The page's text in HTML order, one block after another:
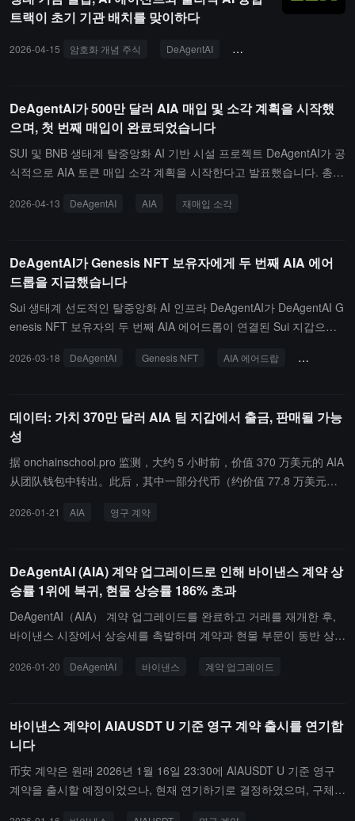
트랙이 초기 기관 배치를 맞이하다
2026-04-15 암호화 개념 주식 DeAgentAI AIA 생태 기금
DeAgentAI가 500만 달러 AIA 매입 및 소각 계획을 시작했
으며, 첫 번째 매입이 완료되었습니다
SUI 및 BNB 생태계 탈중앙화 AI 기반 시설 프로젝트 DeAgentAI가 공
식적으로 AIA 토큰 매입 소각 계획을 시작한다고 발표했습니다. 총
모델에서 발생한 거래 수익입니다.이번 매입은 90일 이내에 세 차례
않습니다. 현재 첫 번째 AIA 매입 소각이 완료되었습니다. TX 해시: H
BmTxfJymoymJTFSB5qtn4cV2pfd2SYS6PaGd5NPyFpf.DeAgentAI
는 매입 자금이 전적으로 프로젝트 자체 사업 수익에서 나오며, 외부
자금 조달이나 토큰 증발과는 무관하다고 밝혔습니다. 소각 기록은
2026-04-13 DeAgentAI AIA 재매입 소각
DeAgentAI가 Genesis NFT 보유자에게 두 번째 AIA 에어
드롭을 지급했습니다
Sui 생태계 선도적인 탈중앙화 AI 인프라 DeAgentAI가 DeAgentAI G
enesis NFT 보유자의 두 번째 AIA 에어드롭이 연결된 Sui 지갑으로
된 지갑을 열어 직접 확인할 수 있으며, 청구 상호작용을 할 필요가
2026-03-18 DeAgentAI Genesis NFT AIA 에어드랍 Sui 지갑
데이터: 가치 370만 달러 AIA 팀 지갑에서 출금, 판매될 가능
성
据 onchainschool.pro 监测，大约 5 小时前，价值 370 万美元的 AIA
从团队钱包中转出。此后，其中一部分代币（约价值 77.8 万美元）
这些代币最终被售出，剩余的代币也有可能被分配。截止发稿，AIA
2026-01-21 AIA 영구 계약
DeAgentAI (AIA) 계약 업그레이드로 인해 바이낸스 계약 상
승률 1위에 복귀, 현물 상승률 186% 초과
DeAgentAI（AIA） 계약 업그레이드를 완료하고 거래를 재개한 후,
바이낸스 시장에서 상승세를 촉발하며 계약과 현물 부문이 동반 상승
폭은 91.90%에 달하며, 바이낸스 계약 상승폭 순위 1위를 차지했습
통해 스마트 계약 및 1:1 신규 구 토큰 교환을 완료하였으며, 핵심적
으로 오라클 수준의 검증 메커니즘을 도입하여 체인 상 데이터의 신
뢰성을 향상시켰습니다. Sui 생태계 AI 인프라 프로젝트로서, 새로운
백서에서는 토큰 경제학과 스테이킹 모델을 명확히 하였으며, 핵심
2026-01-20 DeAgentAI 바이낸스 계약 업그레이드
바이낸스 계약이 AIAUSDT U 기준 영구 계약 출시를 연기합
니다
币安 계약은 원래 2026년 1월 16일 23:30에 AIAUSDT U 기준 영구
계약을 출시할 예정이었으나, 현재 연기하기로 결정하였으며, 구체적